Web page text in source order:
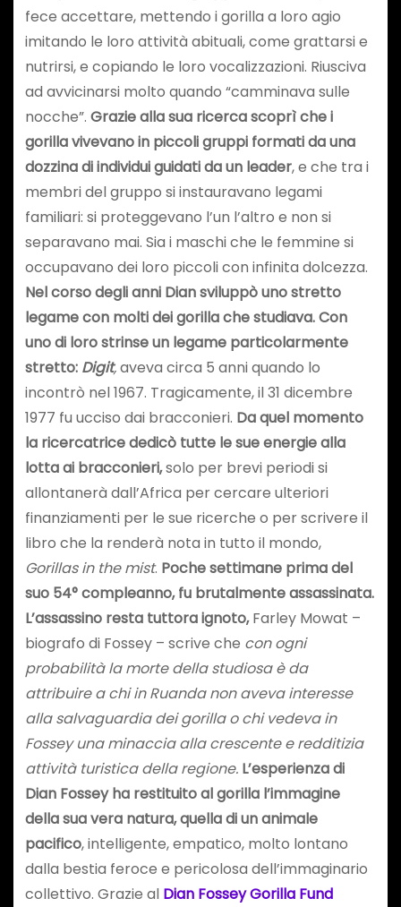
fece accettare, mettendo i gorilla a loro agio
imitando le loro attività abituali, come grattarsi e
nutrirsi, e copiando le loro vocalizzazioni. Riusciva
ad avvicinarsi molto quando “camminava sulle
nocche”. Grazie alla sua ricerca scoprì che i
gorilla vivevano in piccoli gruppi formati da una
dozzina di individui guidati da un leader, e che tra i
membri del gruppo si instauravano legami
familiari: si proteggevano l’un l’altro e non si
separavano mai. Sia i maschi che le femmine si
occupavano dei loro piccoli con infinita dolcezza.
Nel corso degli anni Dian sviluppò uno stretto
legame con molti dei gorilla che studiava. Con
uno di loro strinse un legame particolarmente
stretto: Digit,aveva circa 5 anni quando lo
incontrò nel 1967. Tragicamente, il 31 dicembre
1977 fu ucciso dai bracconieri. Da quel momento
la ricercatrice dedicò tutte le sue energie alla
lotta ai bracconieri,solo per brevi periodi si
allontanerà dall’Africa per cercare ulteriori
finanziamenti per le sue ricerche o per scrivere il
libro che la renderà nota in tutto il mondo,
Gorillas in the mist. Poche settimane prima del
suo 54° compleanno, fu brutalmente assassinata.
L’assassino resta tuttora ignoto,Farley Mowat –
biografo di Fossey – scrive che con ogni
probabilità la morte della studiosa è da
attribuire a chi in Ruanda non aveva interesse
alla salvaguardia dei gorilla o chi vedeva in
Fossey una minaccia alla crescente e redditizia
attività turistica della regione. L’esperienza di
Dian Fossey ha restituito al gorilla l’immagine
della sua vera natura, quella di un animale
pacifico, intelligente, empatico, molto lontano
dalla bestia feroce e pericolosa dell’immaginario
collettivo. Grazie al Dian Fossey Gorilla Fund